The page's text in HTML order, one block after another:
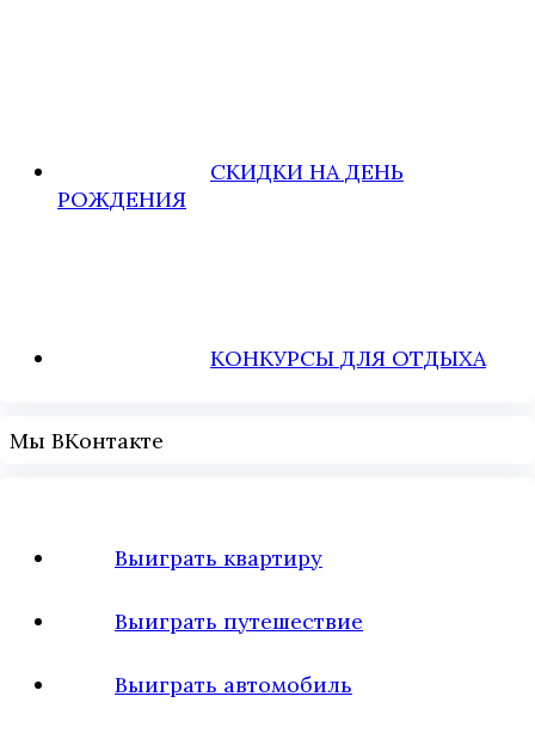
СКИДКИ НА ДЕНЬ
РОЖДЕНИЯ
КОНКУРСЫ ДЛЯ ОТДЫХА
Мы ВКонтакте
Выиграть квартиру
Выиграть путешествие
Выиграть автомобиль